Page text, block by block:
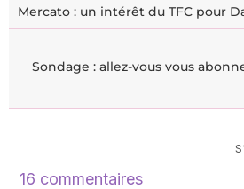
Mercato : un intérêt du TFC pour
Sondage : allez-vous vous